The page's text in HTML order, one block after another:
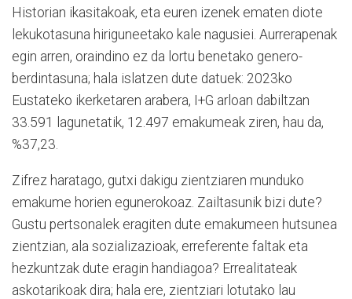
Historian ikasitakoak, eta euren izenek ematen diote
lekukotasuna hiriguneetako kale nagusiei. Aurrerapenak
egin arren, oraindino ez da lortu benetako genero-
berdintasuna; hala islatzen dute datuek: 2023ko
Eustateko ikerketaren arabera, I+G arloan dabiltzan
33.591 lagunetatik, 12.497 emakumeak ziren, hau da,
%37,23.
Zifrez haratago, gutxi dakigu zientziaren munduko
emakume horien egunerokoaz. Zailtasunik bizi dute?
Gustu pertsonalek eragiten dute emakumeen hutsunea
zientzian, ala sozializazioak, erreferente faltak eta
hezkuntzak dute eragin handiagoa? Errealitateak
askotarikoak dira; hala ere, zientziari lotutako lau